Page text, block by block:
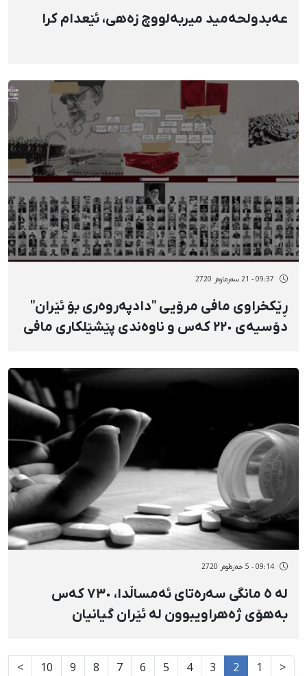
عەبدولحەمید میربەلووچ زەهی، ئێعدام کرا
09:37 - 21 سەرماوەز 2720
ڕێکخراوی مافی مرۆیی "دادپەروەری بۆ ئێران"
دۆسیەی ٢٢٠ کەس و ناوەندی پێشێلکاری مافی
09:14 - 5 خەزەڵوەر 2720
لە ٥ مانگی سەرەتای ئەمساڵدا، ٧٣٠ کەس
بەهۆی ژەهراویبوون لە ئێران گیانیان
<
1
2
3
4
5
6
7
8
9
10
>